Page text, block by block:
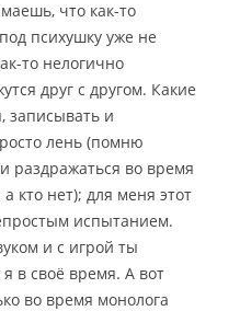
что как-то
психушку уже не
то нелогично
друг с другом. Какие
записывать и
лень (помню
раздражаться во время
кто нет); для меня этот
испытанием.
и с игрой ты
в своё время. А вот
во время монолога